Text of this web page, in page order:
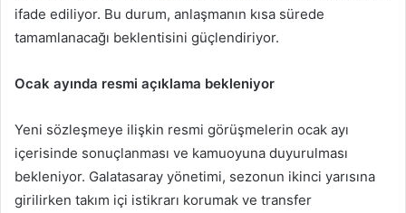
ifade ediliyor. Bu durum, anlaşmanın kısa sürede
tamamlanacağı beklentisini güçlendiriyor.
Ocak ayında resmi açıklama bekleniyor
Yeni sözleşmeye ilişkin resmi görüşmelerin ocak ayı
içerisinde sonuçlanması ve kamuoyuna duyurulması
bekleniyor. Galatasaray yönetimi, sezonun ikinci yarısına
girilirken takım içi istikrarı korumak ve transfer